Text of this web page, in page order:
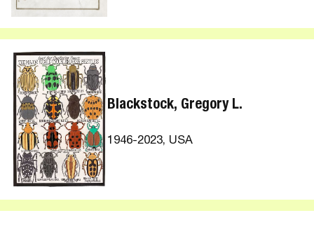
Blackstock, Gregory L.
1946-2023, USA